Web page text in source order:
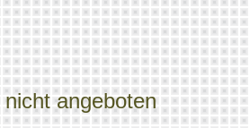
angeboten